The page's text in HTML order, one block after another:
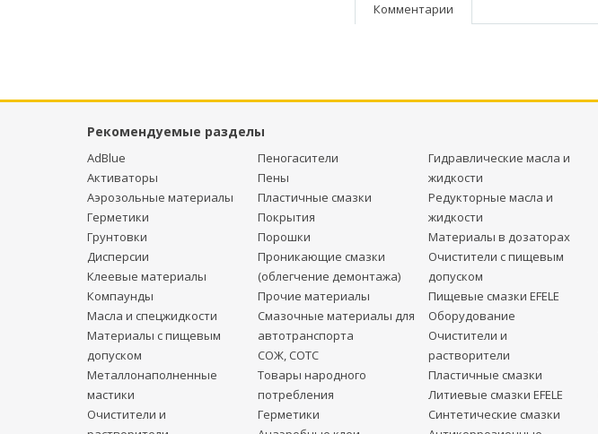
Комментарии
Рекомендуемые разделы
AdBlue
Активаторы
Аэрозольные материалы
Герметики
Грунтовки
Дисперсии
Клеевые материалы
Компаунды
Масла и спецжидкости
Материалы с пищевым
допуском
Металлонаполненные
мастики
Очистители и
Пеногасители
Пены
Пластичные смазки
Покрытия
Порошки
Проникающие смазки
(облегчение демонтажа)
Прочие материалы
Смазочные материалы для
автотранспорта
СОЖ, СОТС
Товары народного
потребления
Герметики
Гидравлические масла и
жидкости
Редукторные масла и
жидкости
Материалы в дозаторах
Очистители с пищевым
допуском
Пищевые смазки EFELE
Оборудование
Очистители и
растворители
Пластичные смазки
Литиевые смазки EFELE
Синтетические смазки